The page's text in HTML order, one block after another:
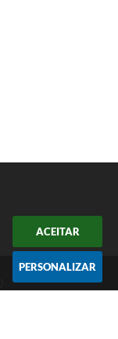
ACEITAR
PERSONALIZAR